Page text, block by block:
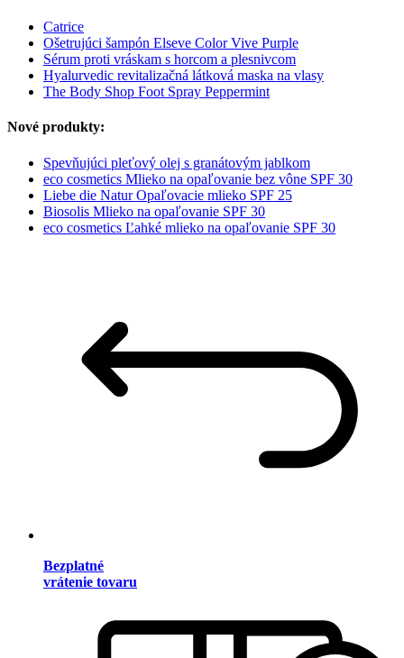
Catrice
Ošetrujúci šampón Elseve Color Vive Purple
Sérum proti vráskam s horcom a plesnivcom
Hyalurvedic revitalizačná látková maska na vlasy
The Body Shop Foot Spray Peppermint
Nové produkty:
Spevňujúci pleťový olej s granátovým jablkom
eco cosmetics Mlieko na opaľovanie bez vône SPF 30
Liebe die Natur Opaľovacie mlieko SPF 25
Biosolis Mlieko na opaľovanie SPF 30
eco cosmetics Ľahké mlieko na opaľovanie SPF 30
Bezplatné
vrátenie tovaru